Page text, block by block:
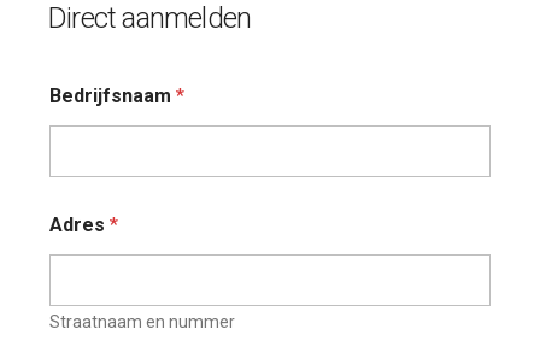
Direct aanmelden
Bedrijfsnaam *
Adres *
Straatnaam en nummer